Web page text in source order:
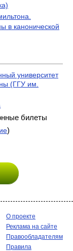
в канонической
университет
(ГГУ им.
билеты
)
О проекте
Реклама на сайте
Правообладателям
Правила